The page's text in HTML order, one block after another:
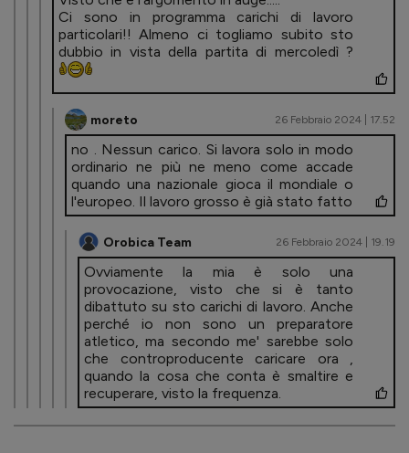
Ci sono in programma carichi di lavoro
particolari!! Almeno ci togliamo subito sto
dubbio in vista della partita di mercoledì ?
moreto 26 Febbraio 2024 | 17.52
no . Nessun carico. Si lavora solo in modo
ordinario ne più ne meno come accade
quando una nazionale gioca il mondiale o
l'europeo. Il lavoro grosso è già stato fatto
Orobica Team 26 Febbraio 2024 | 19.19
Ovviamente la mia è solo una
provocazione, visto che si è tanto
dibattuto su sto carichi di lavoro. Anche
perché io non sono un preparatore
atletico, ma secondo me' sarebbe solo
che controproducente caricare ora ,
quando la cosa che conta è smaltire e
recuperare, visto la frequenza.